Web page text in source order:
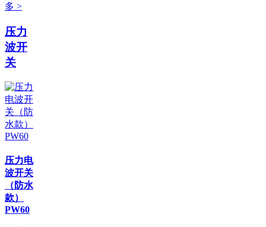
多 >
压力
波开
关
压力电
波开关
（防水
款）
PW60